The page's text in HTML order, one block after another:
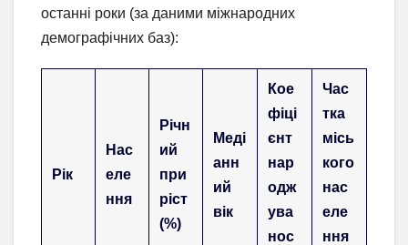
останні роки (за даними міжнародних
демографічних баз):
Рік
Нас
еле
ння
Річн
ий
при
ріст
(%)
Меді
анн
ий
вік
Кое
фіці
єнт
нар
одж
ува
нос
Час
тка
місь
кого
нас
еле
ння